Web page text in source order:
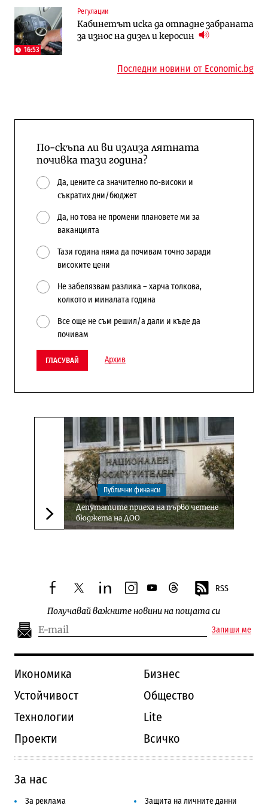
16:53
Регулации
Кабинетът иска да отпадне забраната
за износ на дизел и керосин
Последни дни с обозначаване на цените
в лева: Какво предстои?
А1 отново е лидер при технологичните
компании и системните интегратори
Последни новини от Economic.bg
По-скъпа ли ви излиза лятната
почивка тази година?
Да, цените са значително по-високи и
съкратих дни/бюджет
Да, но това не промени плановете ми за
ваканцията
Тази година няма да почивам точно заради
високите цени
Не забелязвам разлика – харча толкова,
колкото и миналата година
Все още не съм решил/а дали и къде да
почивам
ГЛАСУВАЙ Архив
Следваща новина
Публични финанси
Депутатите приеха на първо четене
бюджета на ДОО
facebooktwitterlinkedininstagram
youtubethreads RSS
Получавай важните новини на пощата си
Запиши ме
Икономика
Бизнес
Устойчивост
Общество
Технологии
Lite
Проекти
Всичко
За нас
За реклама Защита на личните данни